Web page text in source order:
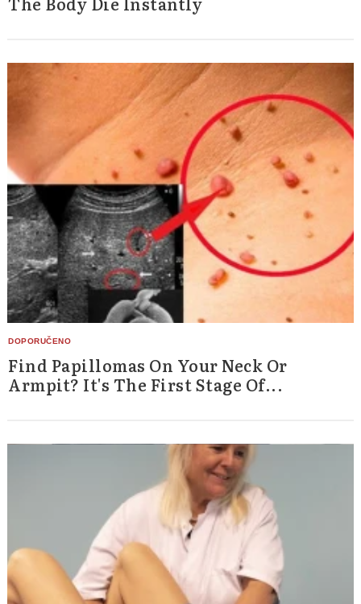
Find Papillomas On Your Neck Or
Armpit? It's The First Stage Of...